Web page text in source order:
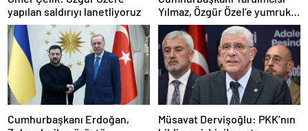
yapılan saldırıyı lanetliyoruz
Yılmaz, Özgür Özel’e yumruklu
saldırıyı kınadı
Cumhurbaşkanı Erdoğan,
Müsavat Dervişoğlu: PKK’nın